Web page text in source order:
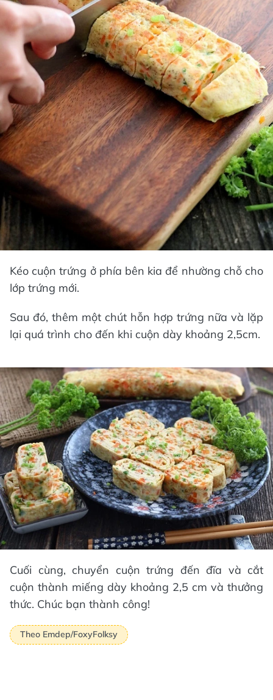
Kéo cuộn trứng ở phía bên kia để nhường chỗ cho
lớp trứng mới.
Sau đó, thêm một chút hỗn hợp trứng nữa và lặp
lại quá trình cho đến khi cuộn dày khoảng 2,5cm.
Cuối cùng, chuyển cuộn trứng đến đĩa và cắt
cuộn thành miếng dày khoảng 2,5 cm và thưởng
thức. Chúc bạn thành công!
Theo Emdep/FoxyFolksy